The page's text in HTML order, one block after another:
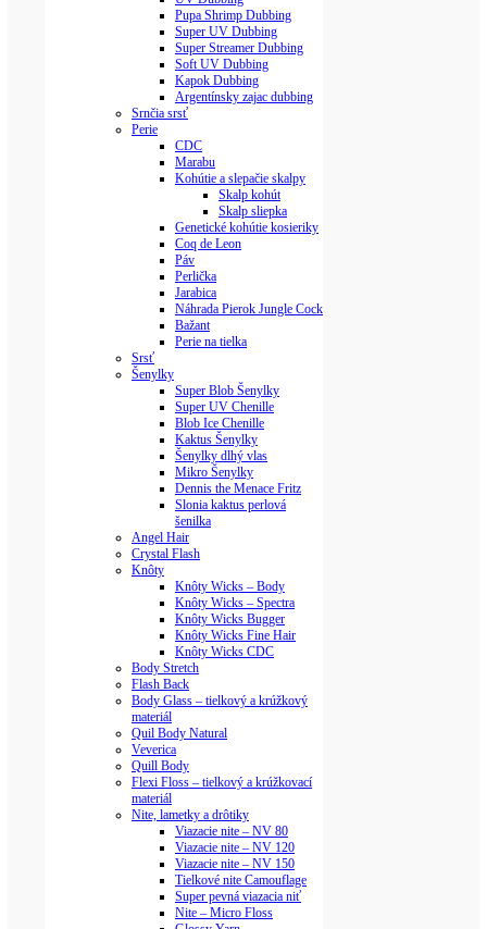
Pupa Shrimp Dubbing
Super UV Dubbing
Super Streamer Dubbing
Soft UV Dubbing
Kapok Dubbing
Argentínsky zajac dubbing
Srnčia srsť
Perie
CDC
Marabu
Kohútie a slepačie skalpy
Skalp kohút
Skalp sliepka
Genetické kohútie kosieriky
Coq de Leon
Páv
Perlička
Jarabica
Náhrada Pierok Jungle Cock
Bažant
Perie na tielka
Srsť
Šenylky
Super Blob Šenylky
Super UV Chenille
Blob Ice Chenille
Kaktus Šenylky
Šenylky dlhý vlas
Mikro Šenylky
Dennis the Menace Fritz
Slonia kaktus perlová
šenilka
Angel Hair
Crystal Flash
Knôty
Knôty Wicks – Body
Knôty Wicks – Spectra
Knôty Wicks Bugger
Knôty Wicks Fine Hair
Knôty Wicks CDC
Body Stretch
Flash Back
Body Glass – tielkový a krúžkový
materiál
Quil Body Natural
Veverica
Quill Body
Flexi Floss – tielkový a krúžkovací
materiál
Nite, lametky a drôtiky
Viazacie nite – NV 80
Viazacie nite – NV 120
Viazacie nite – NV 150
Tielkové nite Camouflage
Super pevná viazacia niť
Nite – Micro Floss